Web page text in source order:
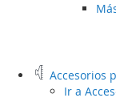
Accesorios
Ir a